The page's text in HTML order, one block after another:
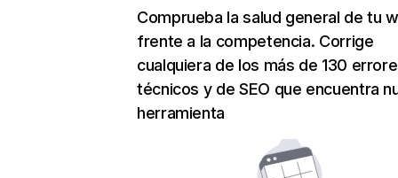
Comprueba la salud general de tu
frente a la competencia. Corrige
cualquiera de los más de 130
técnicos y de SEO que encuentra
herramienta